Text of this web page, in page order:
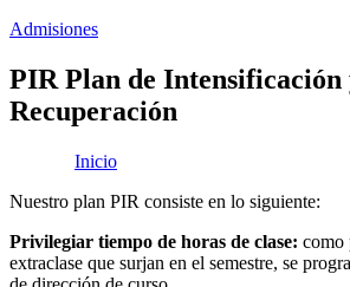
Admisiones
PIR Plan de Intensificación
Recuperación
Inicio
Nuestro plan PIR consiste en lo siguiente:
Privilegiar tiempo de horas de clase: como
extraclase que surjan en el semestre, se